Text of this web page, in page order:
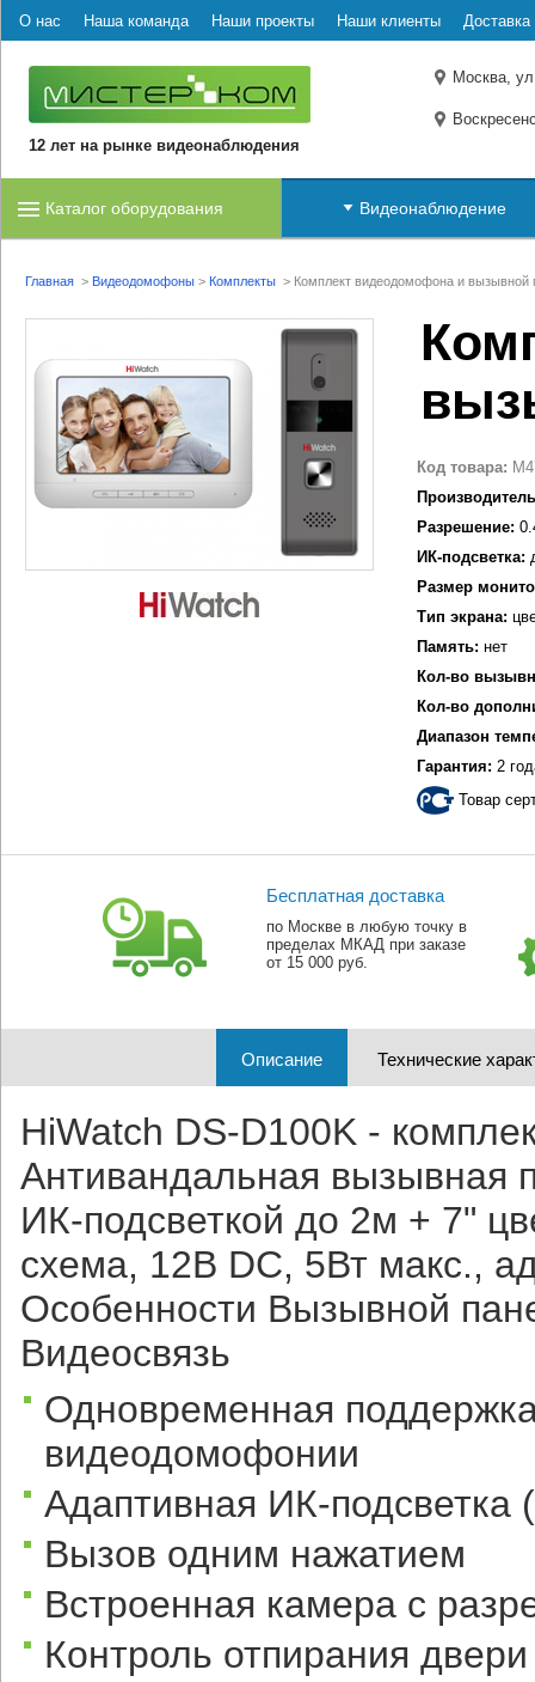
О нас Наша команда Наши проекты Наши клиенты Доставка
12 лет на рынке видеонаблюдения
Москва,
Каталог оборудования Видеонаблюдение
Главная > Видеодомофоны > Комплекты > Комплект видеодомофона и вызывной
Код товара:
Разрешение:
ИК-подсветка:
Размер
Тип экрана:
Память: нет
Кол-во
Кол-во
Диапазон
Гарантия: 2
Товар
Бесплатная доставка
по Москве в любую точку в
пределах МКАД при заказе
от 15 000 руб.
Описание Технические
HiWatch DS-D100K -
Антивандальная вызывная
ИК-подсветкой до 2м + 7"
схема, 12В DC, 5Вт макс.,
Особенности Вызывной
Видеосвязь
Одновременная
видеодомофонии
Адаптивная ИК-подсветка
Вызов одним нажатием
Встроенная камера с
Контроль отпирания двери